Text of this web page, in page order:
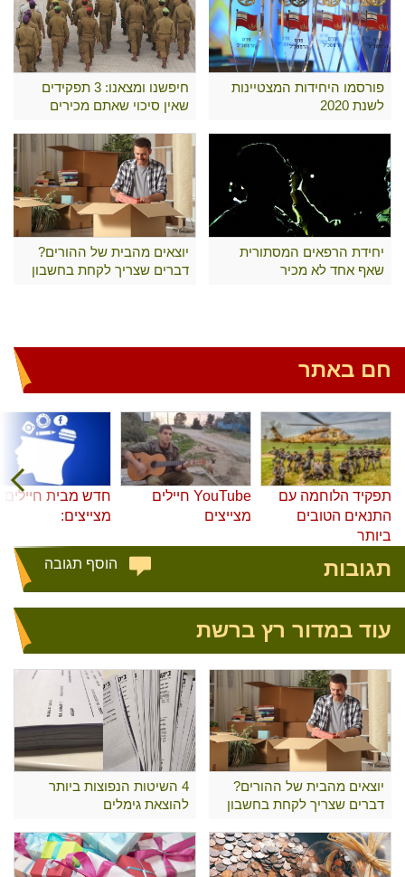
פורסמו היחידות המצטיינות
לשנת 2020
חיפשנו ומצאנו: 3 תפקידים
שאין סיכוי שאתם מכירים
יחידת הרפאים המסתורית
שאף אחד לא מכיר
יוצאים מהבית של ההורים?
דברים שצריך לקחת בחשבון
חם באתר
תפקיד הלוחמה עם
התנאים הטובים
ביותר
YouTube חיילים
מצייצים
חדש מבית חיילים
מצייצים:
תגובות הוסף תגובה
עוד במדור רץ ברשת
יוצאים מהבית של ההורים?
דברים שצריך לקחת בחשבון
4 השיטות הנפוצות ביותר
להוצאת גימלים